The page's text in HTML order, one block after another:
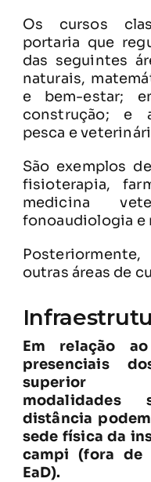
Os cursos
portaria que
das seguintes
naturais,
e bem-estar;
construção; e
pesca e
São exemplos
fisioterapia,
medicina
fonoaudiologia e
outras áreas de
Em relação
presenciais
modalidades
distância
sede física da
campi (fora de
EaD).